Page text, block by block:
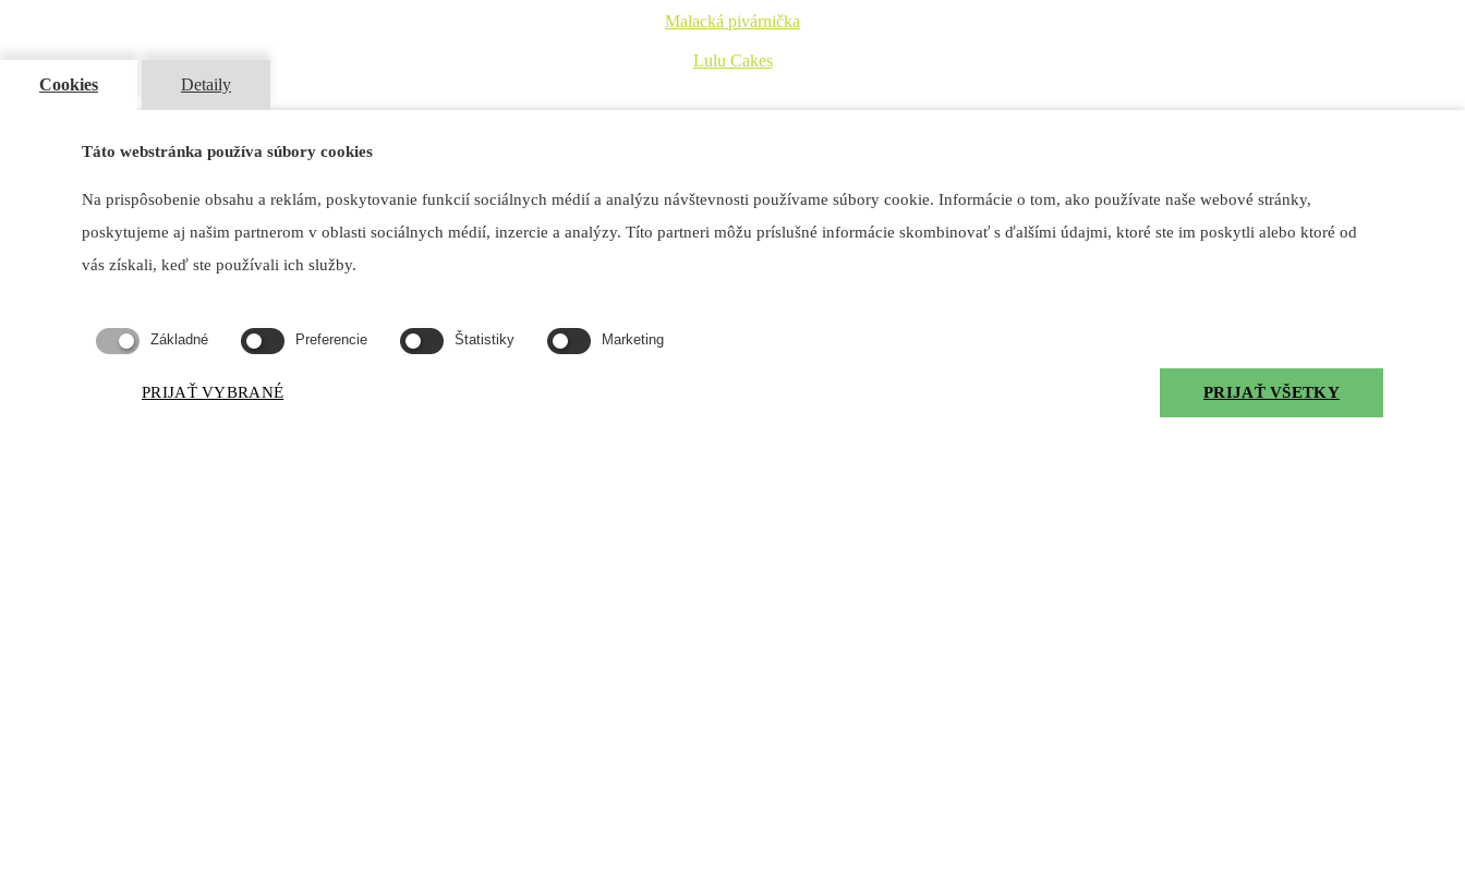
Malacká pivárnička
Lulu Cakes
Mimi-móda
Malacká pivárnička
Pedikúra - manikúra Salon Martin
Zlatníctvo a záložna
Fitness centrum
Cookies Detaily
Táto webstránka používa súbory cookies
Na prispôsobenie obsahu a reklám, poskytovanie funkcií sociálnych médií a analýzu návštevnosti používame súbory cookie. Informácie o tom, ako používate naše webové stránky,
poskytujeme aj našim partnerom v oblasti sociálnych médií, inzercie a analýzy. Títo partneri môžu príslušné informácie skombinovať s ďalšími údajmi, ktoré ste im poskytli alebo ktoré od
vás získali, keď ste používali ich služby.
Základné Preferencie Štatistiky Marketing
PRIJAŤ VYBRANÉ PRIJAŤ VŠETKY